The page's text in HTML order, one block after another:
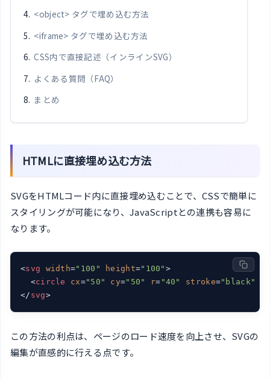
<object> タグで埋め込む方法
<iframe> タグで埋め込む方法
CSS内で直接記述（インラインSVG）
よくある質問（FAQ）
まとめ
HTMLに直接埋め込む方法
SVGをHTMLコード内に直接埋め込むことで、CSSで簡単に
スタイリングが可能になり、JavaScriptとの連携も容易に
なります。
<svg width="100" height="100" >
<circle cx="50" cy="50" r= "40" stroke="black"
</ svg>
この方法の利点は、ページのロード速度を向上させ、SVGの
編集が直感的に行える点です。